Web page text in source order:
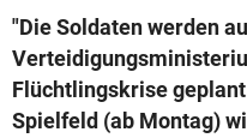
© Krone Multimedia GmbH
Muthgasse 2, 1190 Wien
"Die Soldaten werden
Flüchtlingskrise
Spielfeld (ab Montag)